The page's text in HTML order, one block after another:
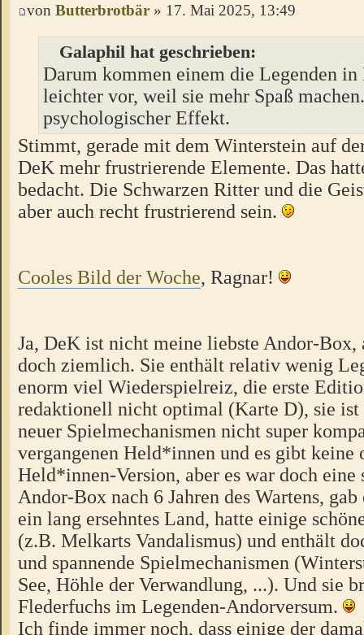
von Butterbrotbär » 17. Mai 2025, 13:49
Galaphil hat geschrieben:
Darum kommen einem die Legenden
leichter vor, weil sie mehr Spaß
psychologischer Effekt.
Stimmt, gerade mit dem Winterstein auf
DeK mehr frustrierende Elemente. Das
bedacht. Die Schwarzen Ritter und die
aber auch recht frustrierend sein.
Cooles Bild der Woche, Ragnar!
Ja, DeK ist nicht meine liebste Andor-Box,
doch ziemlich. Sie enthält relativ wenig
enorm viel Wiederspielreiz, die erste
redaktionell nicht optimal (Karte D), sie ist
neuer Spielmechanismen nicht super
vergangenen Held*innen und es gibt
Held*innen-Version, aber es war doch eine
Andor-Box nach 6 Jahren des Wartens,
ein lang ersehntes Land, hatte einige
(z.B. Melkarts Vandalismus) und enthält
und spannende Spielmechanismen
See, Höhle der Verwandlung, ...). Und sie
Flederfuchs im Legenden-Andorversum.
Ich finde immer noch, dass einige der